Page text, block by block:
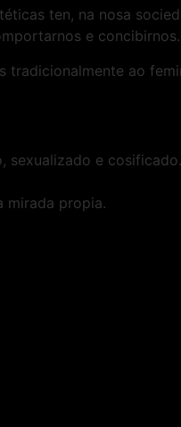
ten, na nosa
e concibirnos.
ao
sexualizado e cosificado.
mirada propia.